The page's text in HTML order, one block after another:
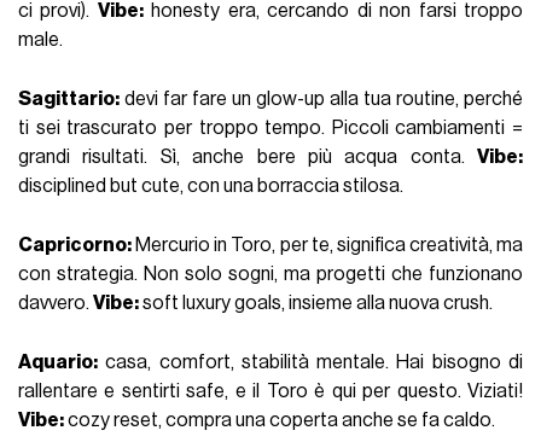
ci provi). Vibe:honesty era, cercando di non farsi troppo
male.
Sagittario: devi far fare un glow-up alla tua routine, perché
ti sei trascurato per troppo tempo. Piccoli cambiamenti =
grandi risultati. Sì, anche bere più acqua conta. Vibe:
disciplined but cute, con una borraccia stilosa.
Capricorno: Mercurio in Toro, per te, significa creatività, ma
con strategia. Non solo sogni, ma progetti che funzionano
davvero.Vibe:soft luxury goals, insieme alla nuova crush.
Aquario: casa, comfort, stabilità mentale. Hai bisogno di
rallentare e sentirti safe, e il Toro è qui per questo. Viziati!
Vibe:cozy reset, compra una coperta anche se fa caldo.